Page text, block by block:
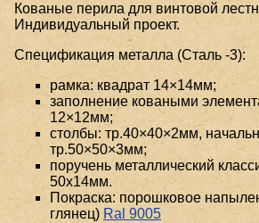
Кованые перила для винтовой
Индивидуальный проект.
Спецификация металла (Сталь -3):
рамка: квадрат 14×14мм;
заполнение коваными
12×12мм;
столбы: тр.40×40×2мм,
тр.50×50×3мм;
поручень металлический
50x14мм.
Покраска: порошковое
глянец) Ral 9005